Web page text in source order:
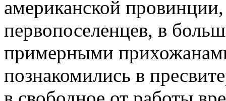
американской
первопоселенцев, в
примерными
познакомились в